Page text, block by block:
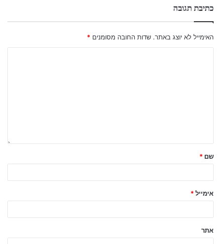
כתיבת תגובה
האימייל לא יוצג באתר. שדות החובה מסומנים *
שם *
אימייל *
אתר